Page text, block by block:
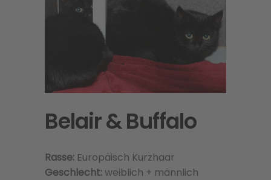
Belair & Buffalo
Rasse: Europäisch Kurzhaar
Geschlecht:weiblich + männlich